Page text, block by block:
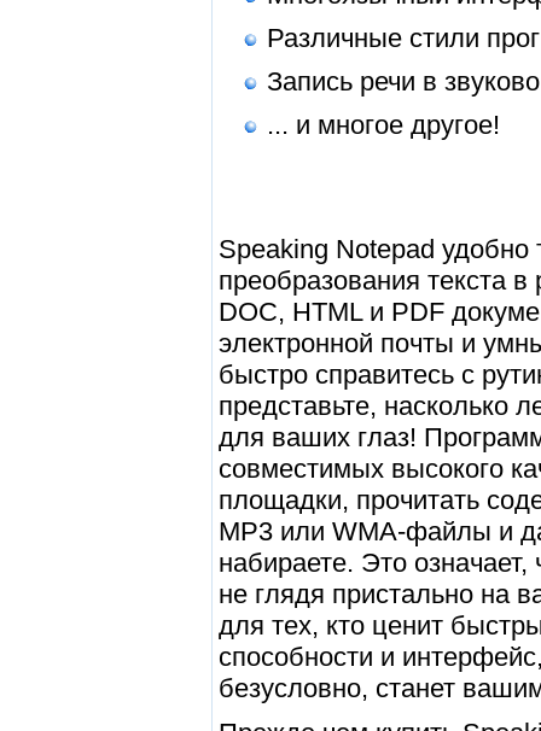
Различные стили
Запись речи в
... и многое другое!
Speaking Notepad
преобразования текста
DOC, HTML и PDF
электронной почты и
быстро справитесь с
представьте, насколько
для ваших глаз!
совместимых высокого
площадки, прочитать
MP3 или WMA-файлы и
набираете. Это
не глядя пристально на
для тех, кто ценит
способности и
безусловно, станет